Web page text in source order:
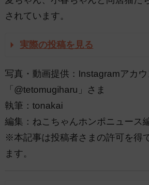
されています。
実際の投稿を見る
写真・動画提供：Instagramアカウ
「@tetomugiharu」さま
執筆：tonakai
編集：ねこちゃんホンポニュース
※本記事は投稿者さまの許可を得
ます。